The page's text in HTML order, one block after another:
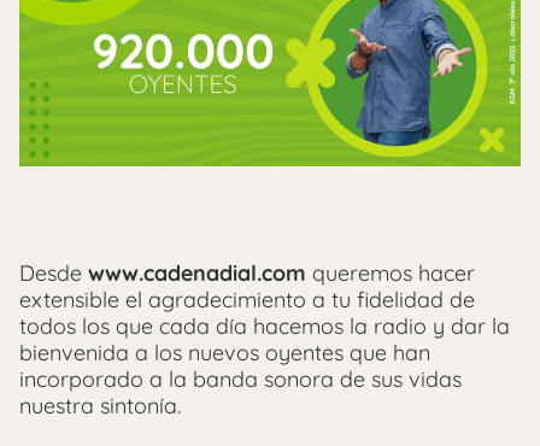
Desde www.cadenadial.com queremos hacer
extensible el agradecimiento a tu fidelidad de
todos los que cada día hacemos la radio y dar la
bienvenida a los nuevos oyentes que han
incorporado a la banda sonora de sus vidas
nuestra sintonía.